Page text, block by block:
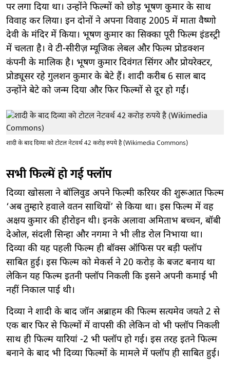
पर लगा दिया था। उन्होंने फिल्मों को छोड़ भूषण कुमार के साथ
विवाह कर लिया। इन दोनों ने अपना विवाह 2005 में माता वैष्णो
देवी के मंदिर में किया। भूषण कुमार का सिक्का पूरी फिल्म इंडस्ट्री
में चलता है। वे टी-सीरीज़ म्यूजिक लेबल और फिल्म प्रोडक्शन
कंपनी के मालिक है। भूषण कुमार दिवंगत सिंगर और प्रोयरेक्टर,
प्रोड्यूसर रहे गुलशन कुमार के बेटे हैं। शादी करीब 6 साल बाद
उन्होंने बेटे को जन्म दिया और फिर फिल्मों से दूर हो गईं।
शादी के बाद दिव्या को टोटल नेटवर्थ 42 करोड़ रुपये है (Wikimedia Commons)
सभी फिल्में हो गई फ्लॉप
दिव्या खोसला ने बॉलिवुड अपने फिल्मी करियर की शुरूआत फिल्म
‘अब तुम्हारे हवाले वतन साथियों’ से किया था। इस फिल्म में वह
अक्षय कुमार की हीरोइन थी। इनके अलावा अमिताभ बच्चन, बॉबी
देओल, संदली सिन्हा और नगमा ने भी लीड रोल निभाया था।
दिव्या की यह पहली फिल्म ही बॉक्स ऑफिस पर बड़ी फ्लॉप
साबित हुई। इस फिल्म को मेकर्स ने 20 करोड़ के बजट बनाय था
लेकिन यह फिल्म इतनी फ्लॉप निकली कि इसने अपनी कमाई भी
नहीं निकाल पाई थी।
दिव्या ने शादी के बाद जॉन अब्राहम की फिल्म सत्यमेव जयते 2 से
एक बार फिर से फिल्मों में वापसी की लेकिन वो भी फ्लॉप निकली
साथ ही फिल्म यारियां -2 भी फ्लॉप हो गई। इस तरह इतने फिल्म
बनाने के बाद भी दिव्या फिल्मों के मामले में फ्लॉप ही साबित हुई।